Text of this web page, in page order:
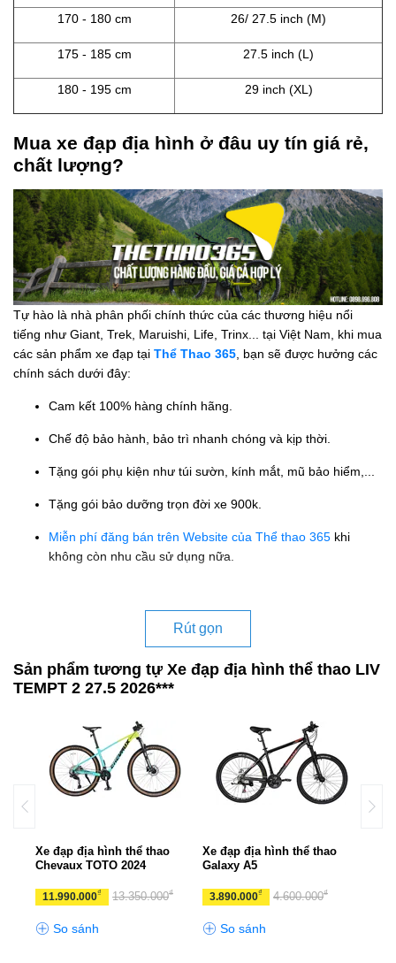
170 - 180 cm 26/ 27.5 inch (M)
175 - 185 cm 27.5 inch (L)
180 - 195 cm 29 inch (XL)
Mua xe đạp địa hình ở đâu uy tín giá rẻ,
chất lượng?
Tự hào là nhà phân phối chính thức của các thương hiệu nổi
tiếng như Giant, Trek, Maruishi, Life, Trinx... tại Việt Nam, khi mua
các sản phẩm xe đạp tại Thể Thao 365 , bạn sẽ được hưởng các
chính sách dưới đây:
Cam kết 100% hàng chính hãng.
Chế độ bảo hành, bảo trì nhanh chóng và kịp thời.
Tặng gói phụ kiện như túi sườn, kính mắt, mũ bảo hiểm,...
Tặng gói bảo dưỡng trọn đời xe 900k.
Miễn phí đăng bán trên Website của Thể thao 365 khi
không còn nhu cầu sử dụng nữa.
Rút gọn
Sản phẩm tương tự Xe đạp địa hình thể thao LIV
TEMPT 2 27.5 2026***
Xe đạp địa hình thể thao
Chevaux TOTO 2024
11.990.000₫ 13.350.000₫
So sánh
Xe đạp địa hình thể thao
Galaxy A5
3.890.000₫ 4.600.000₫
So sánh